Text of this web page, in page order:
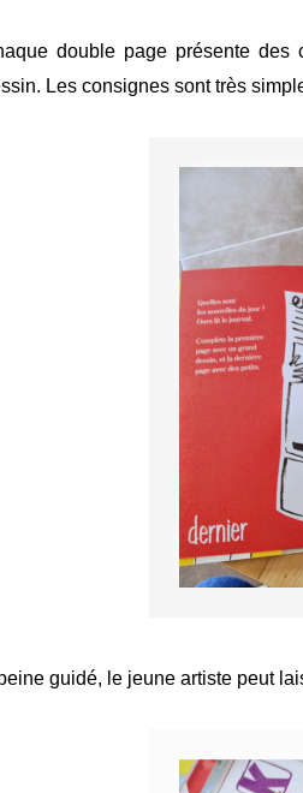
double page présente des
Les consignes sont très
guidé, le jeune artiste peut